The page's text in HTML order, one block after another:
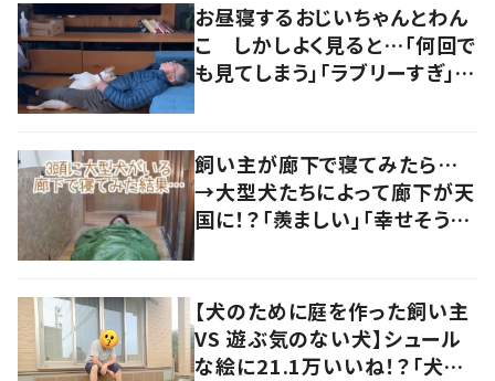
お昼寝するおじいちゃんとわん
こ しかしよく見ると…「何回で
も見てしまう」「ラブリーすぎ」の
飼い主が廊下で寝てみたら…
→大型犬たちによって廊下が天
国に！？「羨ましい」「幸せそう」
【犬のために庭を作った飼い主
VS 遊ぶ気のない犬】シュール
な絵に21.1万いいね！？「犬の